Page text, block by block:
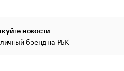
новости
бренд на РБК